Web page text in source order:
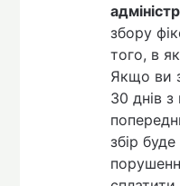
збору
того, в
Якщо ви
30 днів
збір